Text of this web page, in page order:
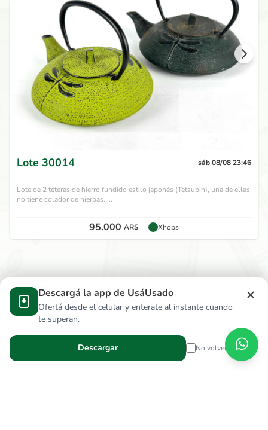
Lote 30014 sáb 08/08 23:46
Lote de 2 teteras de hierro fundido estilo japonés (Tetsubin), una de ellas
no tiene colador de hierbas. ...
95.000 ARS Xhops
Descargá la app de UsáUsado
Ofertá desde el celular y enterate al instante cuando
te superan.
Descargar No volver a mostrar